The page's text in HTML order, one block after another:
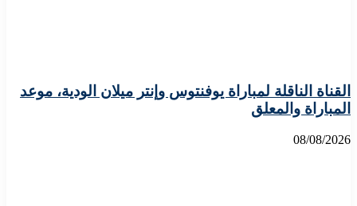
القناة الناقلة لمباراة يوفنتوس وإنتر ميلان الودية، موعد
المباراة والمعلق
08/08/2026